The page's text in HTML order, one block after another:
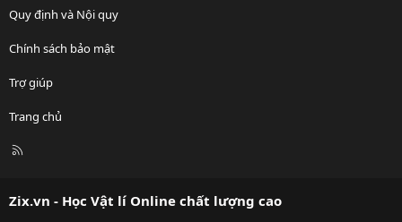
Quy định và Nội quy
Chính sách bảo mật
Trợ giúp
Trang chủ
R
Zix.vn - Học Vật lí Online chất lượng cao